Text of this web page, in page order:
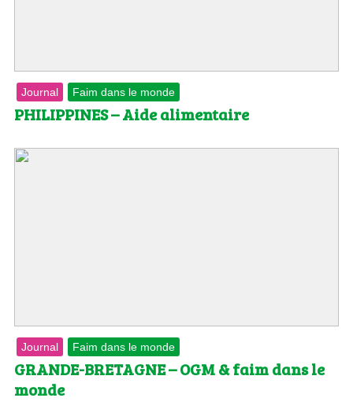
Journal Faim dans le monde
PHILIPPINES – Aide alimentaire
Journal Faim dans le monde
GRANDE-BRETAGNE – OGM & faim dans le
monde